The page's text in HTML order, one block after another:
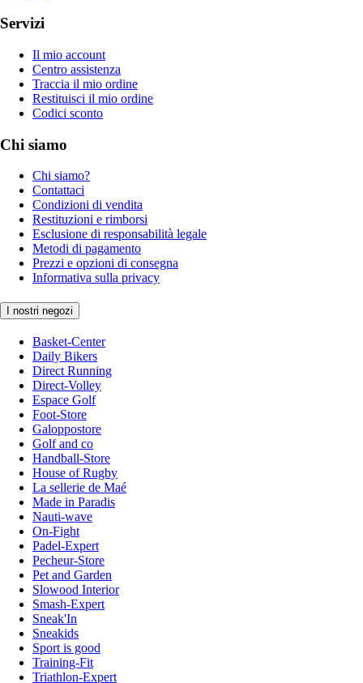
Servizi
Il mio account
Centro assistenza
Traccia il mio ordine
Restituisci il mio ordine
Codici sconto
Chi siamo
Chi siamo?
Contattaci
Condizioni di vendita
Restituzioni e rimborsi
Esclusione di responsabilità legale
Metodi di pagamento
Prezzi e opzioni di consegna
Informativa sulla privacy
I nostri negozi
Basket-Center
Daily Bikers
Direct Running
Direct-Volley
Espace Golf
Foot-Store
Galoppostore
Golf and co
Handball-Store
House of Rugby
La sellerie de Maé
Made in Paradis
Nauti-wave
On-Fight
Padel-Expert
Pecheur-Store
Pet and Garden
Slowood Interior
Smash-Expert
Sneak'In
Sneakids
Sport is good
Training-Fit
Triathlon-Expert